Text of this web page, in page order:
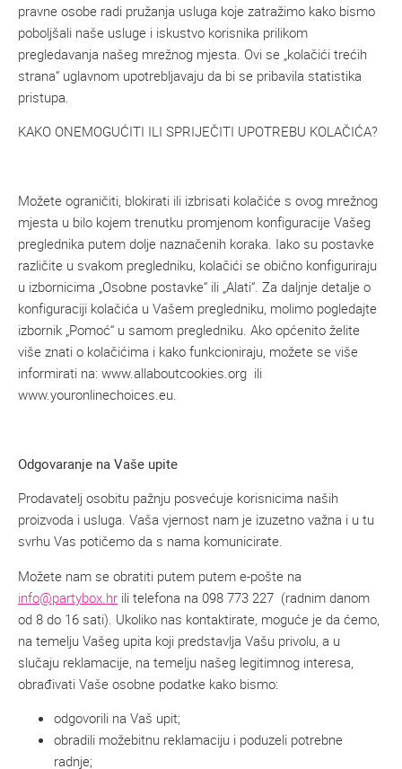
pravne osobe radi pružanja usluga koje zatražimo kako bismo
poboljšali naše usluge i iskustvo korisnika prilikom
pregledavanja našeg mrežnog mjesta. Ovi se „kolačići trećih
strana“ uglavnom upotrebljavaju da bi se pribavila statistika
pristupa.
KAKO ONEMOGUĆITI ILI SPRIJEČITI UPOTREBU KOLAČIĆA?
Možete ograničiti, blokirati ili izbrisati kolačiće s ovog mrežnog
mjesta u bilo kojem trenutku promjenom konfiguracije Vašeg
preglednika putem dolje naznačenih koraka. Iako su postavke
različite u svakom pregledniku, kolačići se obično konfiguriraju
u izbornicima „Osobne postavke“ ili „Alati“. Za daljnje detalje o
konfiguraciji kolačića u Vašem pregledniku, molimo pogledajte
izbornik „Pomoć“ u samom pregledniku. Ako općenito želite
više znati o kolačićima i kako funkcioniraju, možete se više
informirati na: www.allaboutcookies.org ili
www.youronlinechoices.eu.
Odgovaranje na Vaše upite
Prodavatelj osobitu pažnju posvećuje korisnicima naših
proizvoda i usluga. Vaša vjernost nam je izuzetno važna i u tu
svrhu Vas potičemo da s nama komunicirate.
Možete nam se obratiti putem putem e-pošte na
info@partybox.hr ili telefona na 098 773 227 (radnim danom
od 8 do 16 sati). Ukoliko nas kontaktirate, moguće je da ćemo,
na temelju Vašeg upita koji predstavlja Vašu privolu, a u
slučaju reklamacije, na temelju našeg legitimnog interesa,
obrađivati Vaše osobne podatke kako bismo:
odgovorili na Vaš upit;
obradili možebitnu reklamaciju i poduzeli potrebne
radnje;